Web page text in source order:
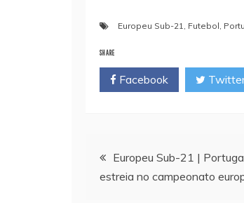
Europeu Sub-21, Futebol,
SHARE
Facebook
Navegação
Europeu Sub-21 |
estreia no campeonato